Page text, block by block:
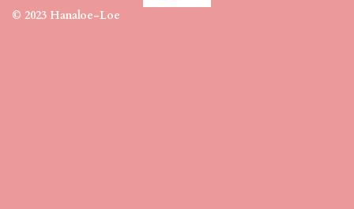
© 2023 Hanaloe-Loe